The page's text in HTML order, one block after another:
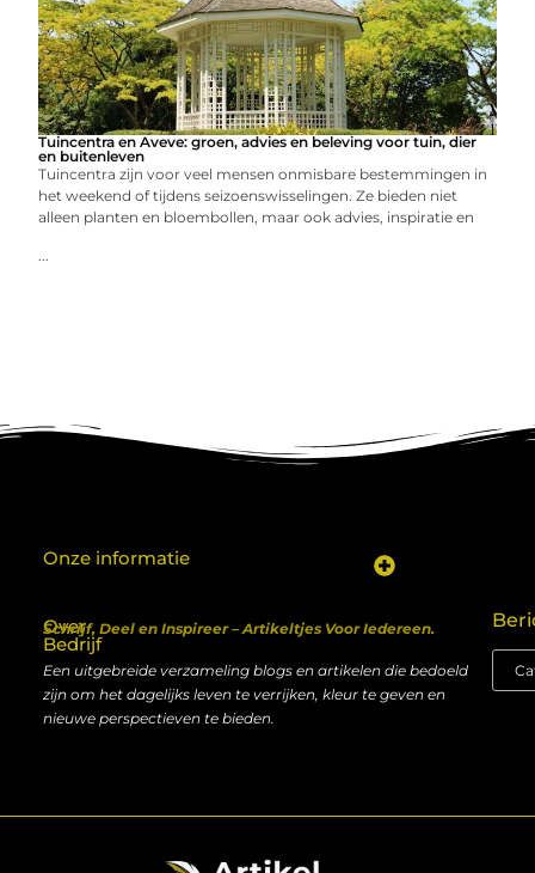
Tuincentra en Aveve: groen, advies en beleving voor tuin, dier
en buitenleven
Tuincentra zijn voor veel mensen onmisbare bestemmingen in
het weekend of tijdens seizoenswisselingen. Ze bieden niet
alleen planten en bloembollen, maar ook advies, inspiratie en
...
Over
Bedrijf
Schrijf, Deel en Inspireer – Artikeltjes Voor Iedereen.
Een uitgebreide verzameling blogs en artikelen die bedoeld
zijn om het dagelijks leven te verrijken, kleur te geven en
nieuwe perspectieven te bieden.
Onze informatie